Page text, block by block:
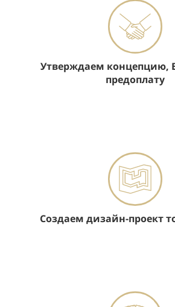
Утверждаем концепцию,
предоплату
Создаем дизайн-проект